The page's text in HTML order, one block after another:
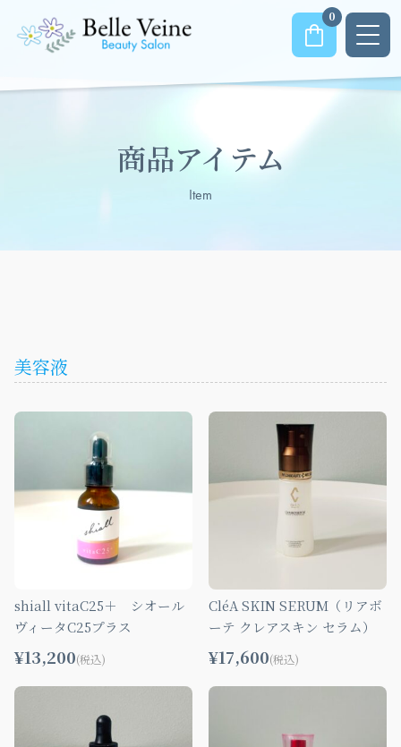
商品アイテム
Item
美容液
shiall vitaC25＋ シオール
ヴィータC25プラス
¥13,200(税込)
CléA SKIN SERUM（リアボ
ーテ クレアスキン セラム）
¥17,600(税込)
0